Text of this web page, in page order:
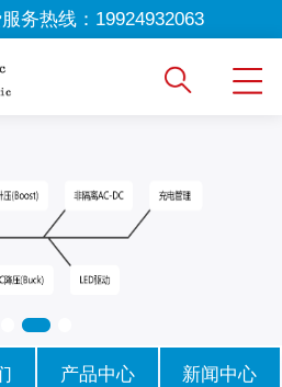
务热线： 19924932063
产品中心 新闻中心